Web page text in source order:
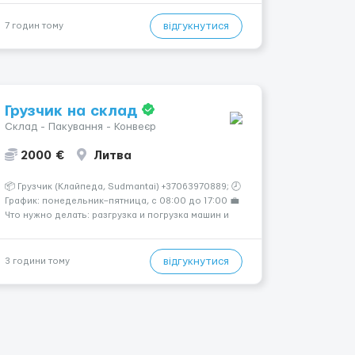
нетто, далі — акордна система оплати (можливий
7 годин тому відгукнутися
Грузчик на склад
Склад - Пакування - Конвеєр
2000 € Литва
📦 Грузчик (Клайпеда, Sudmantai) +37063970889; 🕗
График: понедельник–пятница, с 08:00 до 17:00 💼
Что нужно делать: разгрузка и погрузка машин и
других поручений заведующего складом. ✅
3 години тому відгукнутися